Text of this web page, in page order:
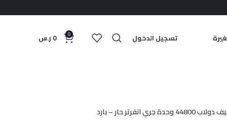
تسجيل الدخول 0
0 ر.س
وحدة جري انفرتر حار – بارد